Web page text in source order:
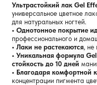
Ультрастойкий лак Gel
универсальное цветное
для натуральных ногтей.
• Однотонное покрытие
профессионального и
• Лаки не растекаются, не
• Уникальная формула
стойкость до 10 дней
• Благодаря комфортной
концентрации пигмента